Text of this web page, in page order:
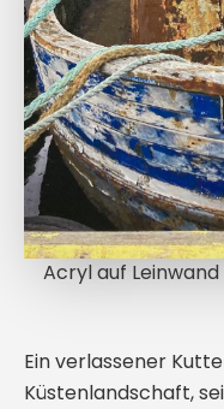
Acryl auf Leinwand
Ein verlassener
Küstenlandschaft,